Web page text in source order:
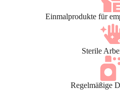
Einmalprodukte für
Sterile
Regelmäßige